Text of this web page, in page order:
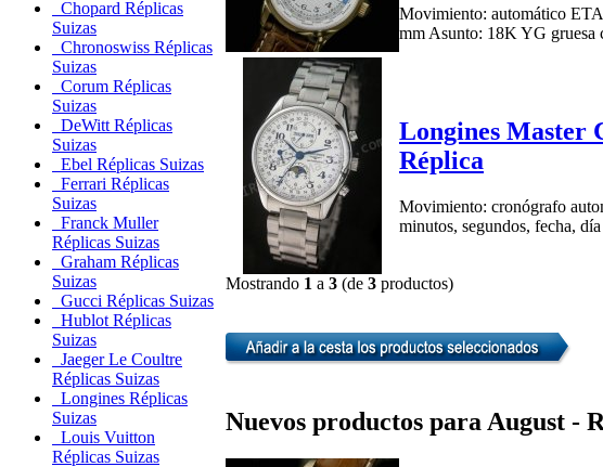
Chopard Réplicas
Suizas
Chronoswiss Réplicas
Suizas
Corum Réplicas
Suizas
DeWitt Réplicas
Suizas
Ebel Réplicas Suizas
Ferrari Réplicas
Suizas
Franck Muller
Réplicas Suizas
Graham Réplicas
Suizas
Gucci Réplicas Suizas
Hublot Réplicas
Suizas
Jaeger Le Coultre
Réplicas Suizas
Longines Réplicas
Suizas
Louis Vuitton
Réplicas Suizas
Movimiento: automático
mm Asunto: 18K YG gruesa
Longines Master
Réplica
Movimiento: cronógrafo
minutos, segundos, fecha,
Mostrando 1 a 3 (de 3 productos)
Nuevos productos para August -